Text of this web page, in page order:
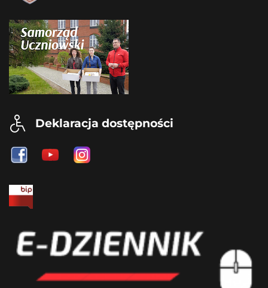
Deklaracja dostępności